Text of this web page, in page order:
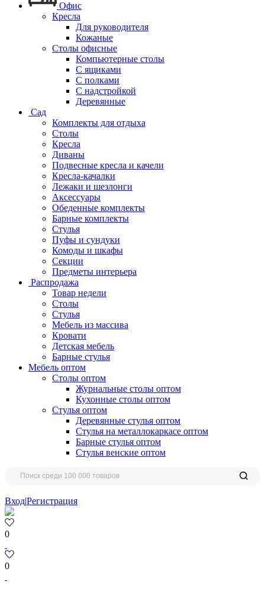
Офис
Кресла
Для руководителя
Кожаные
Столы офисные
Компьютерные столы
С ящиками
С полками
С надстройкой
Деревянные
Сад
Комплекты для отдыха
Столы
Кресла
Диваны
Подвесные кресла и качели
Кресла-качалки
Лежаки и шезлонги
Аксессуары
Обеденные комплекты
Барные комплекты
Стулья
Пуфы и сундуки
Комоды и шкафы
Секции
Предметы интерьера
Распродажа
Товар недели
Столы
Стулья
Мебель из массива
Кровати
Детская мебель
Барные стулья
Мебель оптом
Столы оптом
Журнальные столы оптом
Кухонные столы оптом
Стулья оптом
Деревянные стулья оптом
Стулья на металлокаркасе оптом
Барные стулья оптом
Стулья венские оптом
Вход|Регистрация
0
0